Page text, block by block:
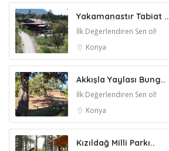
Yakamanastır Tabiat ..
İlk Değerlendiren Sen ol!
Konya
Akkışla Yaylası Bung..
İlk Değerlendiren Sen ol!
Konya
Kızıldağ Milli Parkı..